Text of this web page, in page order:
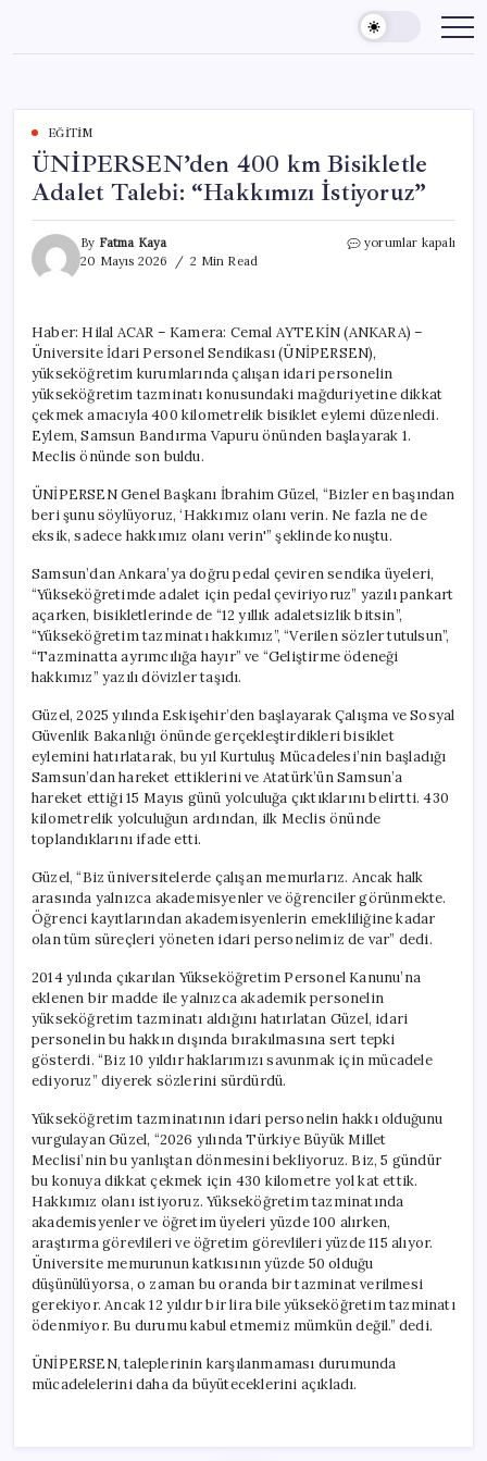
content
EĞITIM
ÜNİPERSEN’den 400 km Bisikletle
Adalet Talebi: “Hakkımızı İstiyoruz”
By Fatma Kaya
20 Mayıs 2026
2 Min Read
ÜNİPERSEN’den
Talebi:
“Hakkımızı
İstiyoruz”
için
yorumlar kapalı
Haber: Hilal ACAR – Kamera: Cemal AYTEKİN (ANKARA) –
Üniversite İdari Personel Sendikası (ÜNİPERSEN),
yükseköğretim kurumlarında çalışan idari personelin
yükseköğretim tazminatı konusundaki mağduriyetine dikkat
çekmek amacıyla 400 kilometrelik bisiklet eylemi düzenledi.
Eylem, Samsun Bandırma Vapuru önünden başlayarak 1.
Meclis önünde son buldu.
ÜNİPERSEN Genel Başkanı İbrahim Güzel, “Bizler en başından
beri şunu söylüyoruz, ‘Hakkımız olanı verin. Ne fazla ne de
eksik, sadece hakkımız olanı verin'” şeklinde konuştu.
Samsun’dan Ankara’ya doğru pedal çeviren sendika üyeleri,
“Yükseköğretimde adalet için pedal çeviriyoruz” yazılı pankart
açarken, bisikletlerinde de “12 yıllık adaletsizlik bitsin”,
“Yükseköğretim tazminatı hakkımız”, “Verilen sözler tutulsun”,
“Tazminatta ayrımcılığa hayır” ve “Geliştirme ödeneği
hakkımız” yazılı dövizler taşıdı.
Güzel, 2025 yılında Eskişehir’den başlayarak Çalışma ve Sosyal
Güvenlik Bakanlığı önünde gerçekleştirdikleri bisiklet
eylemini hatırlatarak, bu yıl Kurtuluş Mücadelesi’nin başladığı
Samsun’dan hareket ettiklerini ve Atatürk’ün Samsun’a
hareket ettiği 15 Mayıs günü yolculuğa çıktıklarını belirtti. 430
kilometrelik yolculuğun ardından, ilk Meclis önünde
toplandıklarını ifade etti.
Güzel, “Biz üniversitelerde çalışan memurlarız. Ancak halk
arasında yalnızca akademisyenler ve öğrenciler görünmekte.
Öğrenci kayıtlarından akademisyenlerin emekliliğine kadar
olan tüm süreçleri yöneten idari personelimiz de var” dedi.
2014 yılında çıkarılan Yükseköğretim Personel Kanunu’na
eklenen bir madde ile yalnızca akademik personelin
yükseköğretim tazminatı aldığını hatırlatan Güzel, idari
personelin bu hakkın dışında bırakılmasına sert tepki
gösterdi. “Biz 10 yıldır haklarımızı savunmak için mücadele
ediyoruz” diyerek sözlerini sürdürdü.
Yükseköğretim tazminatının idari personelin hakkı olduğunu
vurgulayan Güzel, “2026 yılında Türkiye Büyük Millet
Meclisi’nin bu yanlıştan dönmesini bekliyoruz. Biz, 5 gündür
bu konuya dikkat çekmek için 430 kilometre yol kat ettik.
Hakkımız olanı istiyoruz. Yükseköğretim tazminatında
akademisyenler ve öğretim üyeleri yüzde 100 alırken,
araştırma görevlileri ve öğretim görevlileri yüzde 115 alıyor.
Üniversite memurunun katkısının yüzde 50 olduğu
düşünülüyorsa, o zaman bu oranda bir tazminat verilmesi
gerekiyor. Ancak 12 yıldır bir lira bile yükseköğretim tazminatı
ödenmiyor. Bu durumu kabul etmemiz mümkün değil.” dedi.
ÜNİPERSEN, taleplerinin karşılanmaması durumunda
mücadelelerini daha da büyüteceklerini açıkladı.